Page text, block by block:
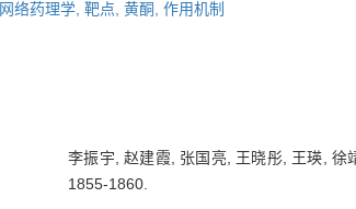
网络药理学, 靶点, 黄酮, 作用机制
李振宇, 赵建霞, 张国亮, 王晓彤, 王瑛,
1855-1860.